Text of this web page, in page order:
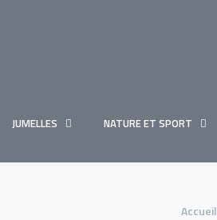
JUMELLES NATURE ET SPORT
Accueil